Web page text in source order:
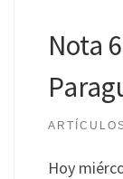
Nota
Hoy